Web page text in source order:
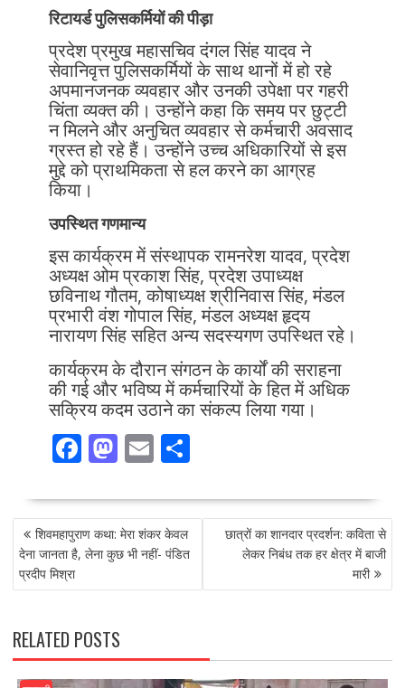
रिटायर्ड पुलिसकर्मियों की पीड़ा
प्रदेश प्रमुख महासचिव दंगल सिंह यादव ने
सेवानिवृत्त पुलिसकर्मियों के साथ थानों में हो रहे
अपमानजनक व्यवहार और उनकी उपेक्षा पर गहरी
चिंता व्यक्त की। उन्होंने कहा कि समय पर छुट्टी
न मिलने और अनुचित व्यवहार से कर्मचारी अवसाद
ग्रस्त हो रहे हैं। उन्होंने उच्च अधिकारियों से इस
मुद्दे को प्राथमिकता से हल करने का आग्रह
किया।
उपस्थित गणमान्य
इस कार्यक्रम में संस्थापक रामनरेश यादव, प्रदेश
अध्यक्ष ओम प्रकाश सिंह, प्रदेश उपाध्यक्ष
छविनाथ गौतम, कोषाध्यक्ष श्रीनिवास सिंह, मंडल
प्रभारी वंश गोपाल सिंह, मंडल अध्यक्ष हृदय
नारायण सिंह सहित अन्य सदस्यगण उपस्थित रहे।
कार्यक्रम के दौरान संगठन के कार्यों की सराहना
की गई और भविष्य में कर्मचारियों के हित में अधिक
सक्रिय कदम उठाने का संकल्प लिया गया।
F
e
b
o
o
k
M
to
d
o
n
E
ai
l
S
ar
POST
NAVIGATION
शिवमहापुराण कथा: मेरा शंकर केवल
देना जानता है, लेना कुछ भी नहीं- पंडित
प्रदीप मिश्रा
छात्रों का शानदार प्रदर्शन: कविता से
लेकर निबंध तक हर क्षेत्र में बाजी
मारी
RELATED POSTS